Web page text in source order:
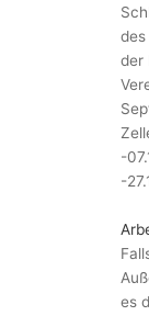
der
-
-
es